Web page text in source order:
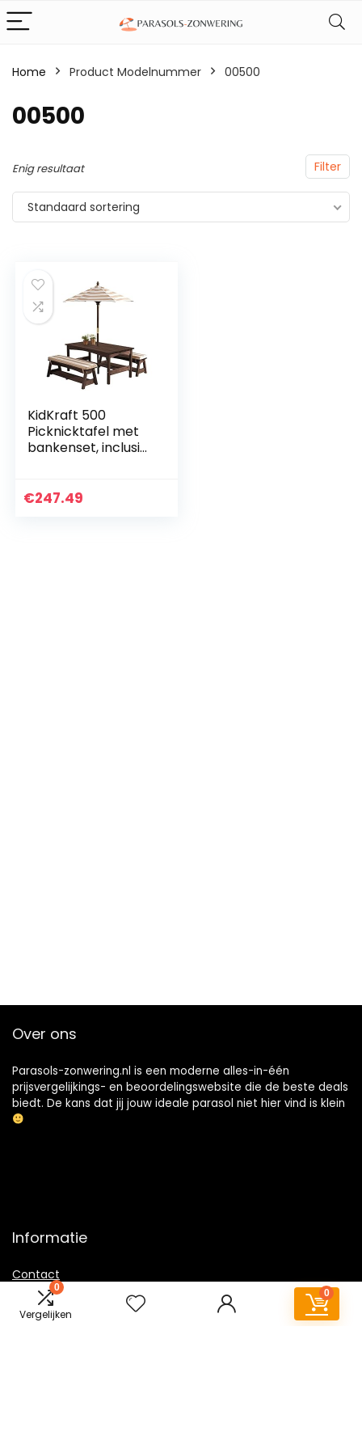
0
Vergelijken
0
Home Product Modelnummer ‎00500
‎00500
Filter
Enig resultaat
Standaard sortering
KidKraft 500
Picknicktafel met
bankenset, inclusief
havermout met wit
€247.49
Over ons
Parasols-zonwering.nl is een moderne alles-in-één
prijsvergelijkings- en beoordelingswebsite die de beste deals
biedt. De kans dat jij jouw ideale parasol niet hier vind is klein
Informatie
Contact
Klantenservice
Over ons